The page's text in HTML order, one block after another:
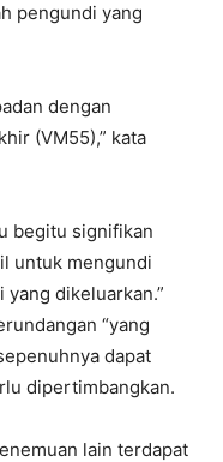
pengundi yang
dengan
(VM55),” kata
begitu signifikan
untuk mengundi
dikeluarkan.”
“yang
dapat
dipertimbangkan.
lain terdapat